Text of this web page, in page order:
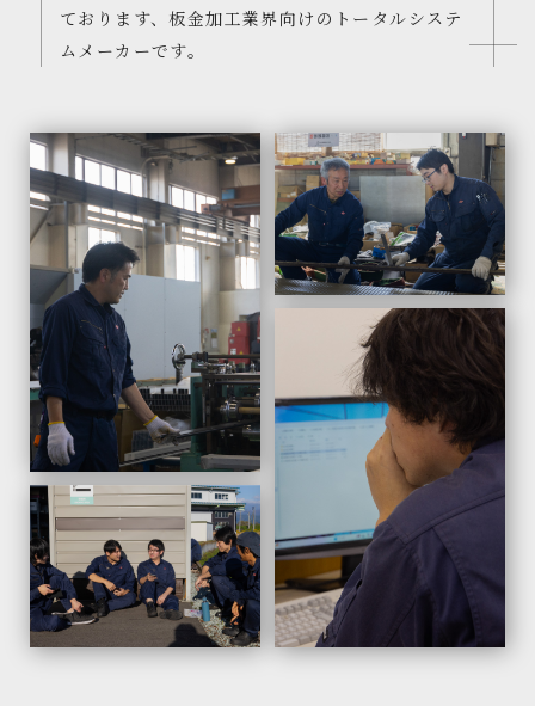
ております、板金加工業界向けのトータルシステ
ムメーカーです。